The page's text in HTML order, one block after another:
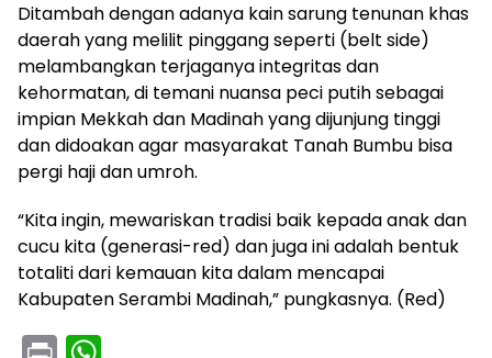
Ditambah dengan adanya kain sarung tenunan khas
daerah yang melilit pinggang seperti (belt side)
melambangkan terjaganya integritas dan
kehormatan, di temani nuansa peci putih sebagai
impian Mekkah dan Madinah yang dijunjung tinggi
dan didoakan agar masyarakat Tanah Bumbu bisa
pergi haji dan umroh.
“Kita ingin, mewariskan tradisi baik kepada anak dan
cucu kita (generasi-red) dan juga ini adalah bentuk
totaliti dari kemauan kita dalam mencapai
Kabupaten Serambi Madinah,” pungkasnya. (Red)